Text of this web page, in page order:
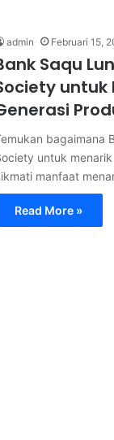
admin Februari 15,
Saqu
untuk
bagaimana
untuk
manfaat
Read More »